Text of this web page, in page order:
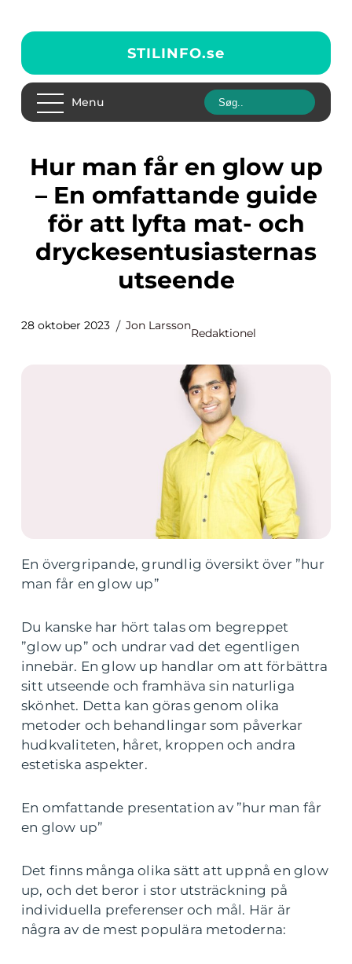
STILINFO.se
Menu
Hur man får en glow up
– En omfattande guide
för att lyfta mat- och
dryckesentusiasternas
utseende
28 oktober 2023 Jon Larsson
Redaktionel
En övergripande, grundlig översikt över ”hur
man får en glow up”
Du kanske har hört talas om begreppet
”glow up” och undrar vad det egentligen
innebär. En glow up handlar om att förbättra
sitt utseende och framhäva sin naturliga
skönhet. Detta kan göras genom olika
metoder och behandlingar som påverkar
hudkvaliteten, håret, kroppen och andra
estetiska aspekter.
En omfattande presentation av ”hur man får
en glow up”
Det finns många olika sätt att uppnå en glow
up, och det beror i stor utsträckning på
individuella preferenser och mål. Här är
några av de mest populära metoderna: